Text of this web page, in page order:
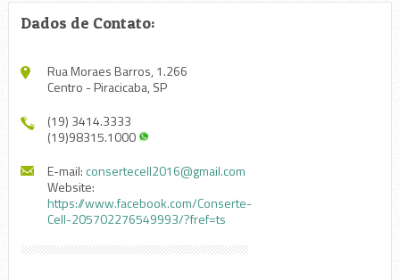
Dados de Contato:
Rua Moraes Barros, 1.266
Centro - Piracicaba, SP
(19) 3414.3333
(19)98315.1000
E-mail: consertecell2016@gmail.com
Website:
https://www.facebook.com/Conserte-
Cell-205702276549993/?fref=ts